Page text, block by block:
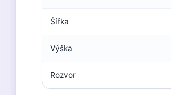
Šířka
Výška
Rozvor